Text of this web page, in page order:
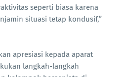
seperti biasa karena
situasi tetap kondusif,”
apresiasi kepada aparat
langkah-langkah